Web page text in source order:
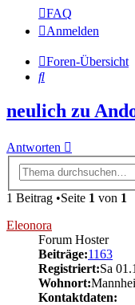
FAQ
Anmelden
Foren-Übersicht
Suche
neulich zu
Antworten
1 Beitrag •Seite 1 von 1
Eleonora
Forum Hoster
Beiträge:1163
Registriert:Sa
Wohnort:
Kontaktdaten: